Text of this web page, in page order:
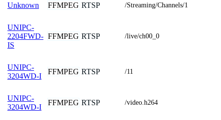
Unknown FFMPEG RTSP /Streaming/Channels/1
UNIPC-
2204FWD-
IS
FFMPEG RTSP /live/ch00_0
UNIPC-
3204WD-I
FFMPEG RTSP /11
UNIPC-
3204WD-I
FFMPEG RTSP /video.h264